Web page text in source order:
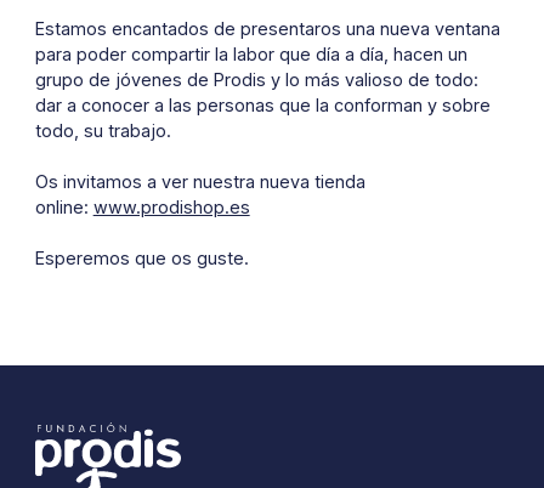
Estamos encantados de presentaros una nueva ventana
para poder compartir la labor que día a día, hacen un
grupo de jóvenes de Prodis y lo más valioso de todo:
dar a conocer a las personas que la conforman y sobre
todo, su trabajo.
Os invitamos a ver nuestra nueva tienda
online: www.prodishop.es
Esperemos que os guste.